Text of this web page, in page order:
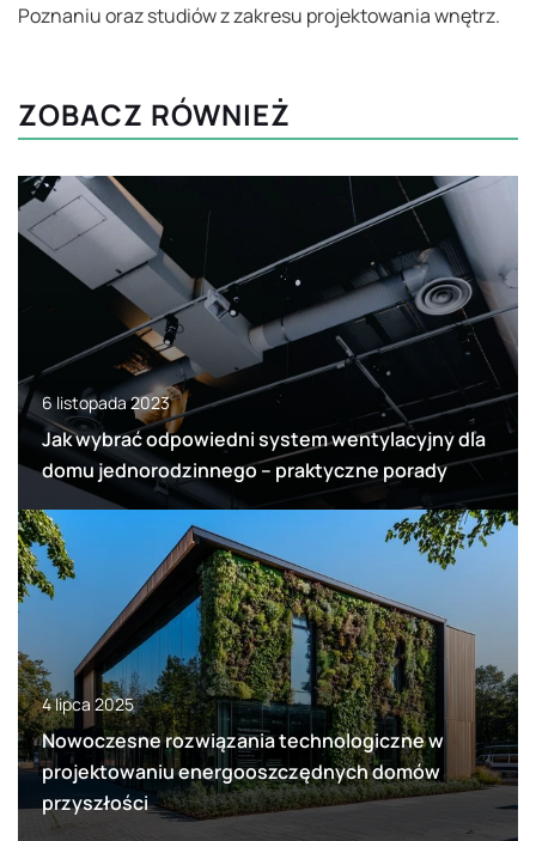
Poznaniu oraz studiów z zakresu projektowania wnętrz.
ZOBACZ RÓWNIEŻ
6 listopada 2023
Jak wybrać odpowiedni system wentylacyjny dla
domu jednorodzinnego – praktyczne porady
4 lipca 2025
Nowoczesne rozwiązania technologiczne w
projektowaniu energooszczędnych domów
przyszłości